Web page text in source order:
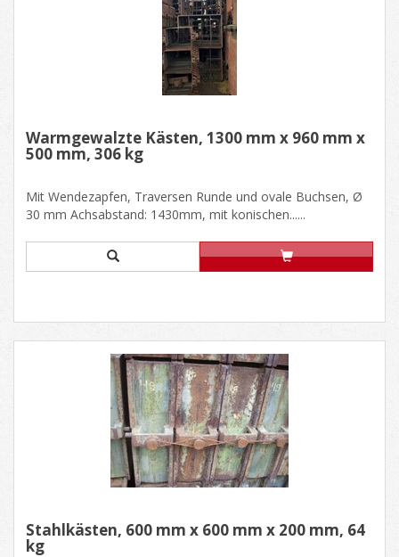
Warmgewalzte Kästen, 1300 mm x 960 mm x
500 mm, 306 kg
Mit Wendezapfen, Traversen Runde und ovale Buchsen, Ø
30 mm Achsabstand: 1430mm, mit konischen......
Stahlkästen, 600 mm x 600 mm x 200 mm, 64
kg